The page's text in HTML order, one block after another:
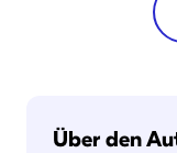
Über den